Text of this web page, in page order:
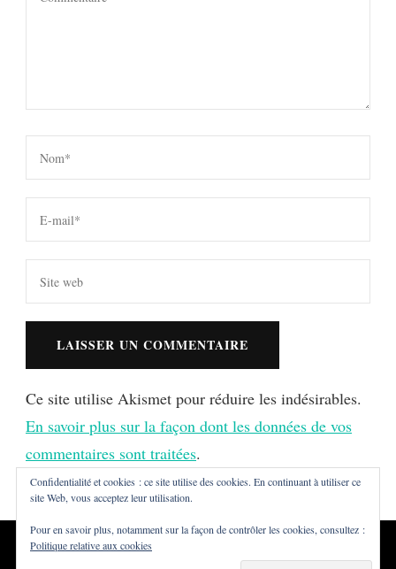
Ce site utilise Akismet pour réduire les indésirables.
En savoir plus sur la façon dont les données de vos
commentaires sont traitées.
Tous droits réservés ©Dialna
Confidentialité et cookies : ce site utilise des cookies. En continuant à utiliser ce
site Web, vous acceptez leur utilisation.
Pour en savoir plus, notamment sur la façon de contrôler les cookies, consultez :
Politique relative aux cookies